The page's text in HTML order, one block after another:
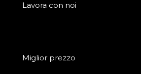
Lavora con noi
Miglior prezzo